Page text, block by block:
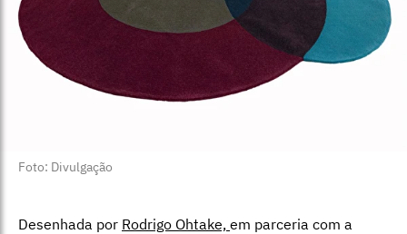
Foto: Divulgação
Desenhada por Rodrigo Ohtake, em parceria com a